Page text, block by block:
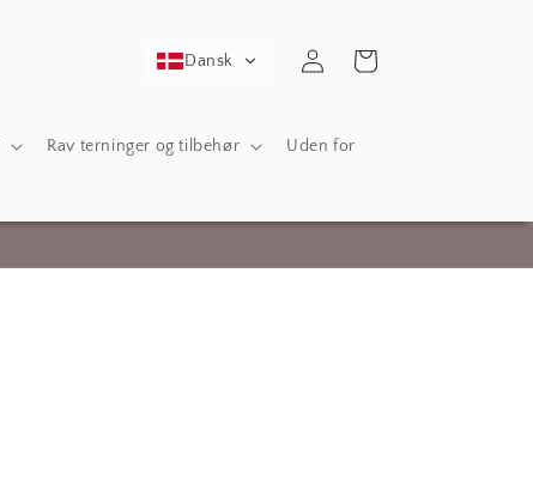
Rav terninger og tilbehør Uden for
Dansk
ind
Indkøbskurv